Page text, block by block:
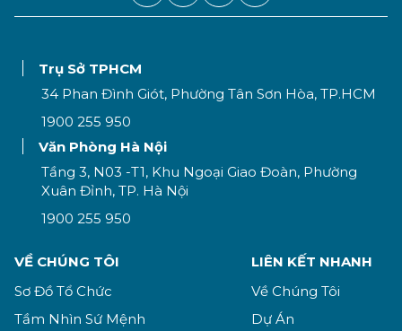
Trụ Sở TPHCM
34 Phan Đình Giót, Phường Tân Sơn Hòa, TP.HCM
1900 255 950
Văn Phòng Hà Nội
Tầng 3, N03 -T1, Khu Ngoại Giao Đoàn, Phường
Xuân Đỉnh, TP. Hà Nội
1900 255 950
VỀ CHÚNG TÔI
Sơ Đồ Tổ Chức
Tầm Nhìn Sứ Mệnh
LIÊN KẾT NHANH
Về Chúng Tôi
Dự Án